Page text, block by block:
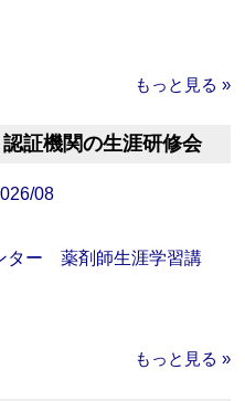
もっと見る »
証機関の生涯研修会
08
ター 薬剤師生涯学習講
もっと見る »